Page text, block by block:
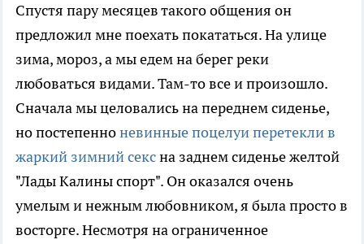
Спустя пару месяцев такого общения он
предложил мне поехать покататься. На улице
зима, мороз, а мы едем на берег реки
любоваться видами. Там-то все и произошло.
Сначала мы целовались на переднем сиденье,
но постепенноневинные поцелуи перетекли в
жаркий зимний сексна заднем сиденье желтой
"Лады Калины спорт". Он оказался очень
умелым и нежным любовником, я была просто в
восторге. Несмотря на ограниченное